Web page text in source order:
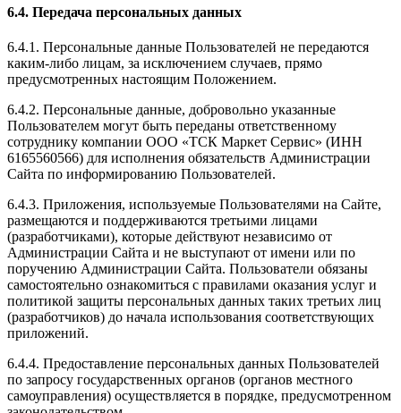
6.4. Передача персональных данных
6.4.1. Персональные данные Пользователей не передаются
каким-либо лицам, за исключением случаев, прямо
предусмотренных настоящим Положением.
6.4.2. Персональные данные, добровольно указанные
Пользователем могут быть переданы ответственному
сотруднику компании ООО «ТСК Маркет Сервис» (ИНН
6165560566) для исполнения обязательств Администрации
Сайта по информированию Пользователей.
6.4.3. Приложения, используемые Пользователями на Сайте,
размещаются и поддерживаются третьими лицами
(разработчиками), которые действуют независимо от
Администрации Сайта и не выступают от имени или по
поручению Администрации Сайта. Пользователи обязаны
самостоятельно ознакомиться с правилами оказания услуг и
политикой защиты персональных данных таких третьих лиц
(разработчиков) до начала использования соответствующих
приложений.
6.4.4. Предоставление персональных данных Пользователей
по запросу государственных органов (органов местного
самоуправления) осуществляется в порядке, предусмотренном